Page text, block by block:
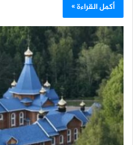
أكمل القراءة »